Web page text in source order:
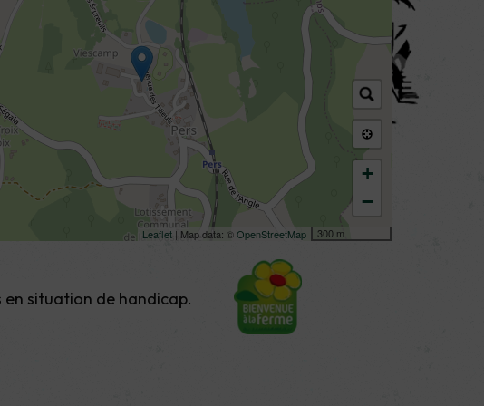
+
−
300 m
Leaflet | Map data: ©OpenStreetMap
situation de handicap.